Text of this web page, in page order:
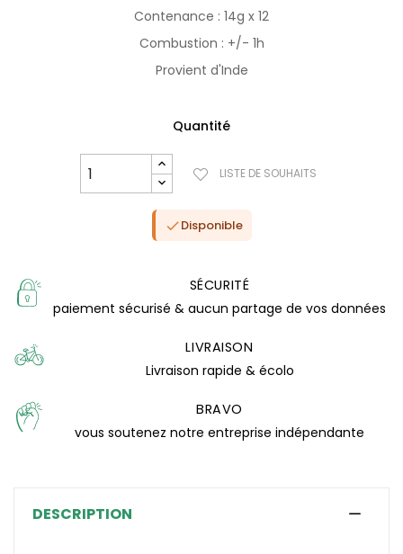
Contenance : 14g x 12
Combustion : +/- 1h
Provient d'Inde
Quantité
LISTE DE SOUHAITS
Disponible
SÉCURITÉ
paiement sécurisé & aucun partage de vos données
LIVRAISON
Livraison rapide & écolo
BRAVO
vous soutenez notre entreprise indépendante
DESCRIPTION